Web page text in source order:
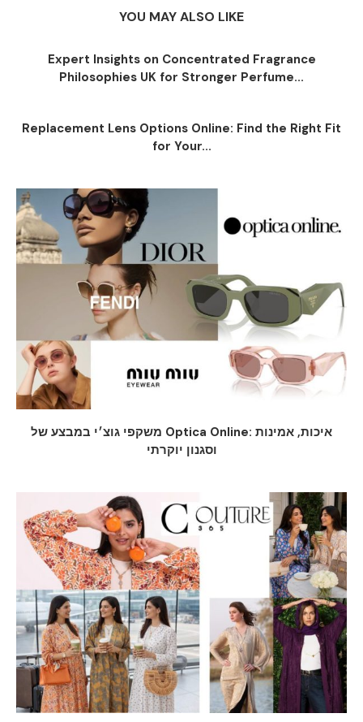
YOU MAY ALSO LIKE
Expert Insights on Concentrated Fragrance
Philosophies UK for Stronger Perfume...
Replacement Lens Options Online: Find the Right Fit
for Your...
משקפי גוצ׳י במבצע של Optica Online: איכות, אמינות
וסגנון יוקרתי